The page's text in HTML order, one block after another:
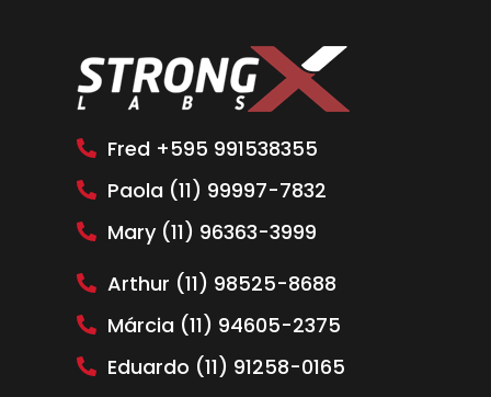
Fred +595 991538355
Paola (11) 99997-7832
Mary (11) 96363-3999
Arthur (11) 98525-8688
Márcia (11) 94605-2375
Eduardo (11) 91258-0165